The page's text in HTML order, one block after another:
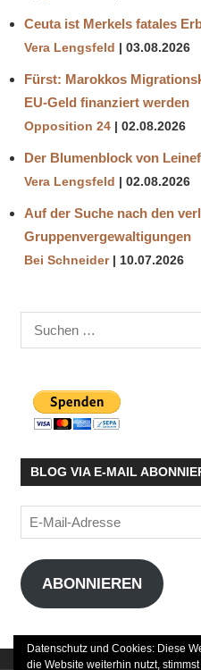
Ceuta ist Merkels fatales
Vera Lengsfeld 03.08.2026
Fürst: Marokkos
EU-Geld finanziert werden
Opposition 24 02.08.2026
Der Blumenblock von
Vera Lengsfeld 02.08.2026
Auf der Suche nach den
Gruppenvergewaltigungen
Bei Schneider 10.07.2026
Suchen
nach:
BLOG VIA E-MAIL
E-
Mail-
Adresse
ABONNIEREN
Datenschutz und Cookies: Diese
die Website weiterhin nutzt,